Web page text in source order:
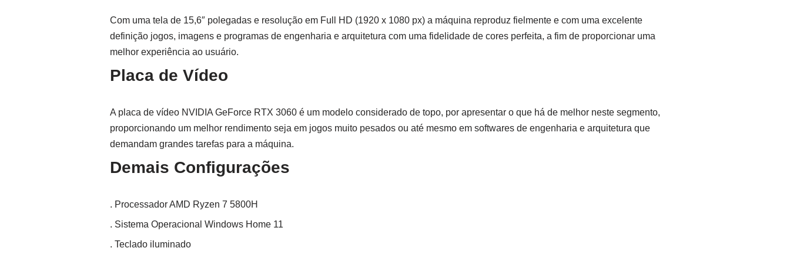
Com uma tela de 15,6″ polegadas e resolução em Full HD (1920 x 1080 px) a máquina reproduz fielmente e com uma excelente
definição jogos, imagens e programas de engenharia e arquitetura com uma fidelidade de cores perfeita, a fim de proporcionar uma
melhor experiência ao usuário.
Placa de Vídeo
A placa de vídeo NVIDIA GeForce RTX 3060 é um modelo considerado de topo, por apresentar o que há de melhor neste segmento,
proporcionando um melhor rendimento seja em jogos muito pesados ou até mesmo em softwares de engenharia e arquitetura que
demandam grandes tarefas para a máquina.
Demais Configurações
. Processador AMD Ryzen 7 5800H
. Sistema Operacional Windows Home 11
. Teclado iluminado